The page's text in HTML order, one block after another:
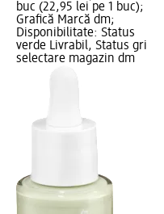
buc (22,95 lei pe 1 buc);
Grafică Marcă dm;
Disponibilitate: Status
verde Livrabil, Status gri
selectare magazin dm